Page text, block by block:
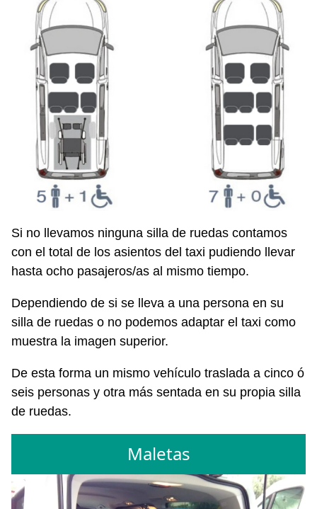
Si no llevamos ninguna silla de ruedas contamos
con el total de los asientos del taxi pudiendo llevar
hasta ocho pasajeros/as al mismo tiempo.
Dependiendo de si se lleva a una persona en su
silla de ruedas o no podemos adaptar el taxi como
muestra la imagen superior.
De esta forma un mismo vehículo traslada a cinco ó
seis personas y otra más sentada en su propia silla
de ruedas.
Maletas